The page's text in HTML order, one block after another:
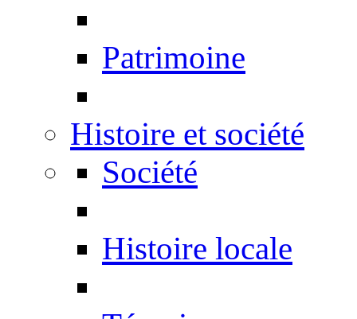
Patrimoine
Histoire et société
Société
Histoire locale